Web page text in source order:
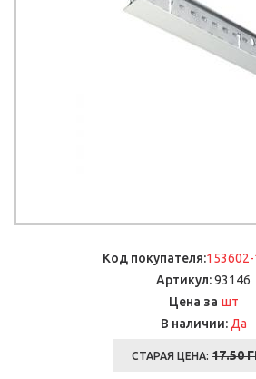
Код покупателя:
Артикул:93146
Цена за шт
В наличии: Да
СТАРАЯ ЦЕНА: 17.50